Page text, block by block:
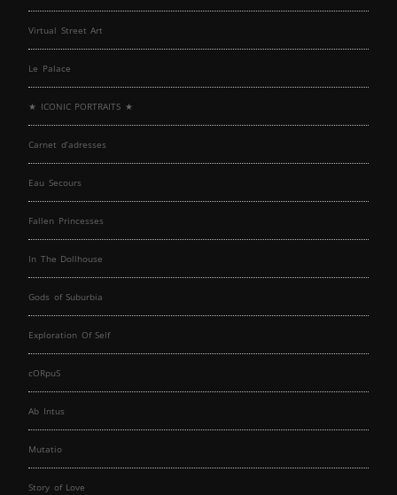
Virtual Street Art
Le Palace
★ ICONIC PORTRAITS ★
Carnet d’adresses
Eau Secours
Fallen Princesses
In The Dollhouse
Gods of Suburbia
Exploration Of Self
cORpuS
Ab Intus
Mutatio
Story of Love